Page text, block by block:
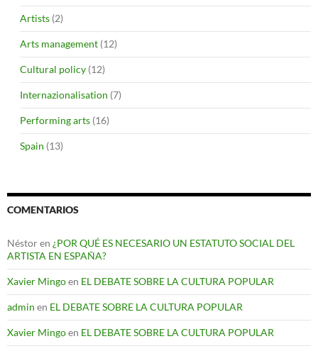
Artists (2)
Arts management (12)
Cultural policy (12)
Internazionalisation (7)
Performing arts (16)
Spain (13)
COMENTARIOS
Néstoren ¿POR QUÉ ES NECESARIO UN ESTATUTO SOCIAL DEL
ARTISTA EN ESPAÑA?
Xavier Mingoen EL DEBATE SOBRE LA CULTURA POPULAR
admin en EL DEBATE SOBRE LA CULTURA POPULAR
Xavier Mingoen EL DEBATE SOBRE LA CULTURA POPULAR